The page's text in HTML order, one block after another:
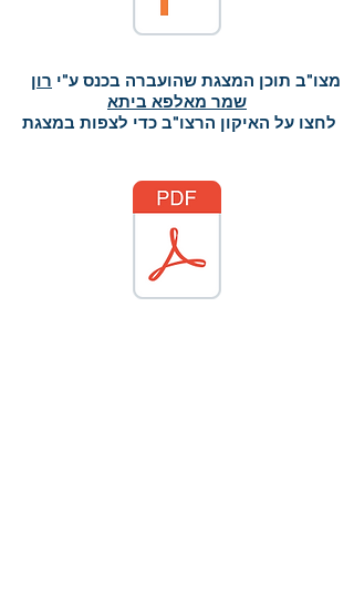
מצו"ב תוכן המצגת שהועברה בכנס ע"י רון
שמר מאלפא ביתא
לחצו על האיקון הרצו"ב כדי לצפות במצגת